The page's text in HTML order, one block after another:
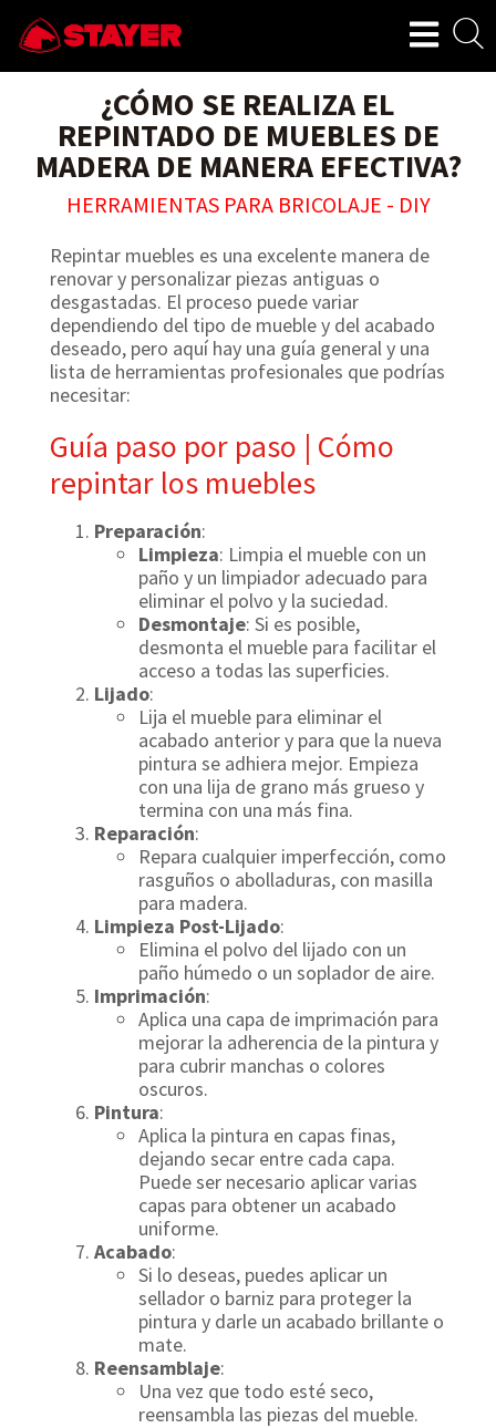
¿CÓMO SE REALIZA EL
REPINTADO DE MUEBLES DE
MADERA DE MANERA EFECTIVA?
HERRAMIENTAS PARA BRICOLAJE - DIY
Repintar muebles es una excelente manera de
renovar y personalizar piezas antiguas o
desgastadas. El proceso puede variar
dependiendo del tipo de mueble y del acabado
deseado, pero aquí hay una guía general y una
lista de herramientas profesionales que podrías
necesitar:
Guía paso por paso | Cómo
repintar los muebles
Preparación:
Limpieza: Limpia el mueble con un
paño y un limpiador adecuado para
eliminar el polvo y la suciedad.
Desmontaje: Si es posible,
desmonta el mueble para facilitar el
acceso a todas las superficies.
Lijado:
Lija el mueble para eliminar el
acabado anterior y para que la nueva
pintura se adhiera mejor. Empieza
con una lija de grano más grueso y
termina con una más fina.
Reparación:
Repara cualquier imperfección, como
rasguños o abolladuras, con masilla
para madera.
Limpieza Post-Lijado:
Elimina el polvo del lijado con un
paño húmedo o un soplador de aire.
Imprimación:
Aplica una capa de imprimación para
mejorar la adherencia de la pintura y
para cubrir manchas o colores
oscuros.
Pintura:
Aplica la pintura en capas finas,
dejando secar entre cada capa.
Puede ser necesario aplicar varias
capas para obtener un acabado
uniforme.
Acabado:
Si lo deseas, puedes aplicar un
sellador o barniz para proteger la
pintura y darle un acabado brillante o
mate.
Reensamblaje:
Una vez que todo esté seco,
reensambla las piezas del mueble.